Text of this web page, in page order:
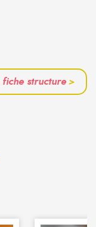
fiche structure>